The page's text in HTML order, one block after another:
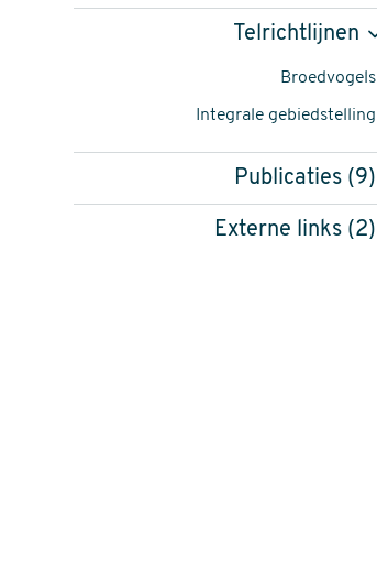
Telrichtlijnen
Broedvogels
Integrale gebiedstelling
Publicaties (9)
Externe links (2)